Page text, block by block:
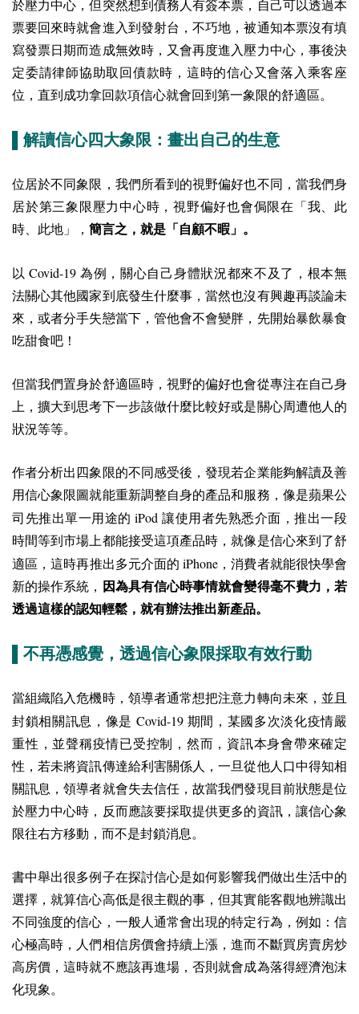
於壓力中心，但突然想到債務人有簽本票，自己可以透過本
票要回來時就會進入到發射台，不巧地，被通知本票沒有填
寫發票日期而造成無效時，又會再度進入壓力中心，事後決
定委請律師協助取回債款時，這時的信心又會落入乘客座
位，直到成功拿回款項信心就會回到第一象限的舒適區。
▌解讀信心四大象限：畫出自己的生意
位居於不同象限，我們所看到的視野偏好也不同，當我們身
居於第三象限壓力中心時，視野偏好也會侷限在「我、此
時、此地」， 簡言之，就是「自顧不暇」。
以Covid-19為例，關心自己身體狀況都來不及了，根本無
法關心其他國家到底發生什麼事，當然也沒有興趣再談論未
來，或者分手失戀當下，管他會不會變胖，先開始暴飲暴食
吃甜食吧！
但當我們置身於舒適區時，視野的偏好也會從專注在自己身
上，擴大到思考下一步該做什麼比較好或是關心周遭他人的
狀況等等。
作者分析出四象限的不同感受後，發現若企業能夠解讀及善
用信心象限圖就能重新調整自身的產品和服務，像是蘋果公
司先推出單一用途的iPod 讓使用者先熟悉介面，推出一段
時間等到市場上都能接受這項產品時，就像是信心來到了舒
適區，這時再推出多元介面的 iPhone ，消費者就能很快學會
新的操作系統，
因為具有信心時事情就會變得毫不費力，若
透過這樣的認知輕鬆，就有辦法推出新產品。
▌不再憑感覺，透過信心象限採取有效行動
當組織陷入危機時，領導者通常想把注意力轉向未來，並且
封鎖相關訊息，像是 Covid-19期間，某國多次淡化疫情嚴
重性，並聲稱疫情已受控制，然而，資訊本身會帶來確定
性，若未將資訊傳達給利害關係人，一旦從他人口中得知相
關訊息，領導者就會失去信任，故當我們發現目前狀態是位
於壓力中心時，反而應該要採取提供更多的資訊，讓信心象
限往右方移動，而不是封鎖消息。
書中舉出很多例子在探討信心是如何影響我們做出生活中的
選擇，就算信心高低是很主觀的事，但其實能客觀地辨識出
不同強度的信心，一般人通常會出現的特定行為，例如：信
心極高時，人們相信房價會持續上漲，進而不斷買房賣房炒
高房價，這時就不應該再進場，否則就會成為落得經濟泡沫
化現象。